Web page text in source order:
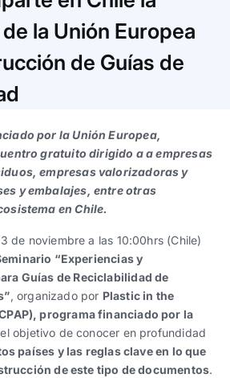
Español|English
gestión
Español|English
Español| English
Español| English
la Unión Europea
de Guías de
por la Unión Europea,
gratuito dirigido a a empresas
empresas valorizadoras y
y embalajes, entre otras
en Chile.
de noviembre a las 10:00hrs (Chile)
“Experiencias y
Guías de Reciclabilidad de
, organizado por Plastic in the
programa financiado por la
objetivo de conocer en profundidad
países y las reglas clave en lo que
de este tipo de documentos.